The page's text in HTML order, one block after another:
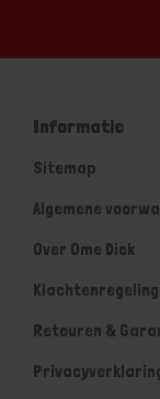
Informatie
Sitemap
Algemene
Over Ome Dick
Klachtenregeling
Retouren &